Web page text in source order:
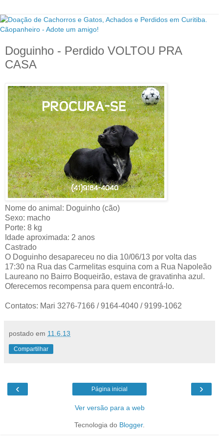
Doguinho - Perdido VOLTOU PRA
CASA
Nome do animal: Doguinho (cão)
Sexo: macho
Porte: 8 kg
Idade aproximada: 2 anos
Castrado
O Doguinho desapareceu no dia 10/06/13 por volta das
17:30 na Rua das Carmelitas esquina com a Rua Napoleão
Laureano no Bairro Boqueirão, estava de gravatinha azul.
Oferecemos recompensa para quem encontrá-lo.
Contatos: Mari 3276-7166 / 9164-4040 / 9199-1062
postado em 11.6.13
Compartilhar
‹ ›
Página inicial
Ver versão para a web
Tecnologia do Blogger.